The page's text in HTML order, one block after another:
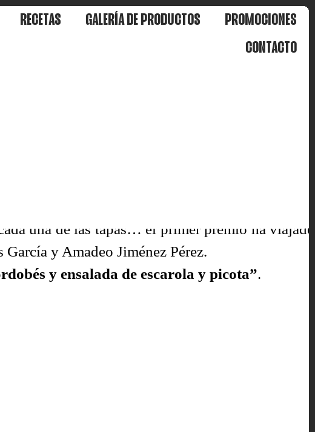
RECETAS GALERÍA DE PRODUCTOS
PROMOCIONES
CONTACTO
una de las tapas… el primer premio ha viajado
y Amadeo Jiménez Pérez.
y ensalada de escarola y picota”.